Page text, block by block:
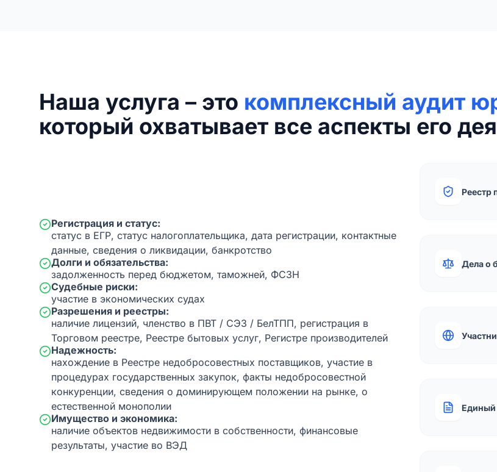
Наша услуга – это комплексный аудит
который охватывает все аспекты его
Регистрация и статус:
статус в ЕГР, статус налогоплательщика, дата регистрации, контактные
данные, сведения о ликвидации, банкротство
Долги и обязательства:
задолженность перед бюджетом, таможней, ФСЗН
Судебные риски:
участие в экономических судах
Разрешения и реестры:
наличие лицензий, членство в ПВТ / СЭЗ / БелТПП, регистрация в
Торговом реестре, Реестре бытовых услуг, Регистре производителей
Надежность:
нахождение в Реестре недобросовестных поставщиков, участие в
процедурах государственных закупок, факты недобросовестной
конкуренции, сведения о доминирующем положении на рынке, о
естественной монополии
Имущество и экономика:
наличие объектов недвижимости в собственности, финансовые
результаты, участие во ВЭД
Реестр
Дела о
Единый